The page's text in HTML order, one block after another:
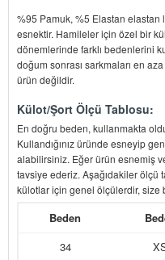
%95 Pamuk, %5 Elastan elastan
esnektir. Hamileler için özel bir
dönemlerinde farklı bedenlerini
doğum sonrası sarkmaları en
ürün değildir.
Külot/Şort Ölçü Tablosu:
En doğru beden, kullanmakta
Kullandığınız üründe esneyip
alabilirsiniz. Eğer ürün esnemiş
tavsiye ederiz. Aşağıdakiler
külotlar için genel ölçülerdir, size
Beden
34